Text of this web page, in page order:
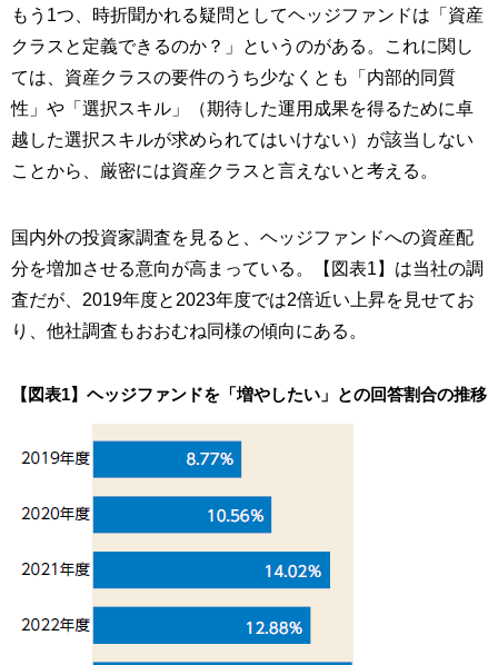
もう1つ、時折聞かれる疑問としてヘッジファンドは「資産
クラスと定義できるのか？」というのがある。これに関し
ては、資産クラスの要件のうち少なくとも「内部的同質
性」や「選択スキル」（期待した運用成果を得るために卓
越した選択スキルが求められてはいけない）が該当しない
ことから、厳密には資産クラスと言えないと考える。
国内外の投資家調査を見ると、ヘッジファンドへの資産配
分を増加させる意向が高まっている。【図表1】は当社の調
査だが、2019年度と2023年度では2倍近い上昇を見せてお
り、他社調査もおおむね同様の傾向にある。
【図表1】ヘッジファンドを「増やしたい」との回答割合の推移